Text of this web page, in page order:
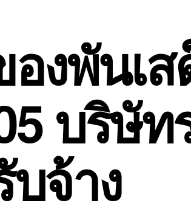
งพันเ
บริษัท
บจ้าง